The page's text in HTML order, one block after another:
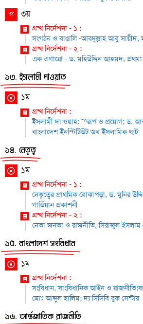
গ ৩য়
গ্রন্থ নির্দেশনা - ১ :
সংগঠন ও বাঙালি -আবদুল্লাহ আবু সায়ীদ,
গ্রন্থ নির্দেশনা - ২ :
এক এগারো - ড. মহিউদ্দিন আহমদ, প্রথমা
১৩. ইসলামী দাওয়াত
১ম
গ্রন্থ নির্দেশনা :
ইসলামী দা‘ওয়াহ: ¯^রূপ ও প্রয়োগ; ড.
বাংলাদেশ ইনস্টিটিউট অব ইসলামিক থ্যট
১৪. নেতৃত্ব
১ম
গ্রন্থ নির্দেশনা - ১ :
নেতৃত্বের প্রাথমিক বোঝাপড়া, ড. মুনির
গার্ডিয়ান প্রকাশনী
গ্রন্থ নির্দেশনা - ২ :
নেতা জনতা ও রাজনীতি, সিরাজুল ইসলাম
১৫. বাংলাদেশ সংবিধান
১ম
গ্রন্থ নির্দেশনা :
সংবিধান, সাংবিধানিক আইন ও
মোঃ আব্দুল হালিম; দ্য সিসিবি বুক সেন্টার
১৬. আর্ন্তজাতিক রাজনীতি